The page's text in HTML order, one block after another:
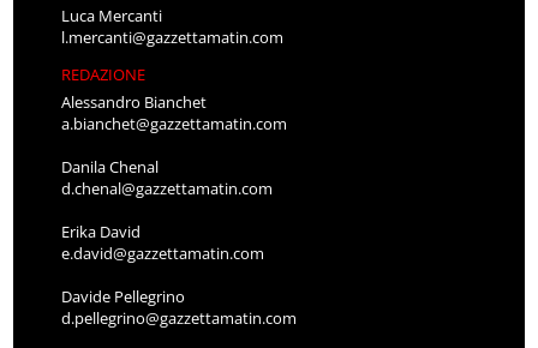
Luca Mercanti
l.mercanti@gazzettamatin.com
REDAZIONE
Alessandro Bianchet
a.bianchet@gazzettamatin.com
Danila Chenal
d.chenal@gazzettamatin.com
Erika David
e.david@gazzettamatin.com
Davide Pellegrino
d.pellegrino@gazzettamatin.com